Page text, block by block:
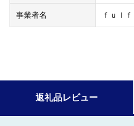
事業者名 ｆｕｌ
返礼品レビュー